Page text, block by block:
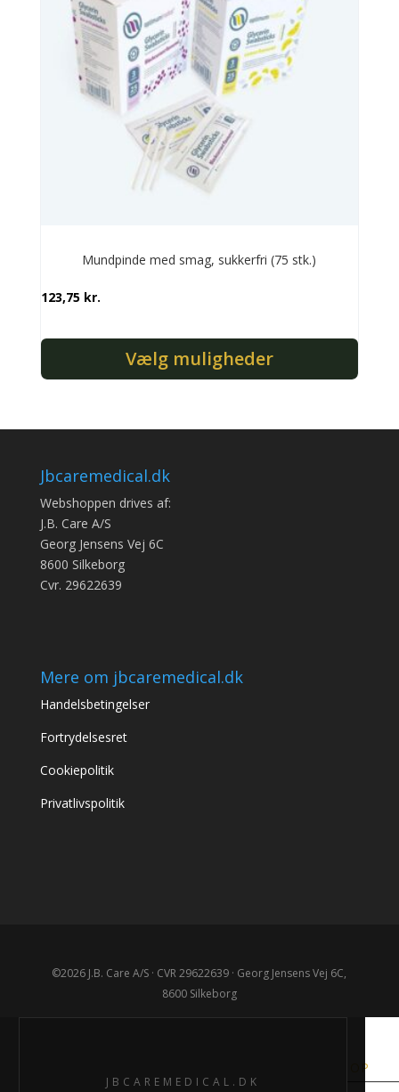
vælges
varesiden
Mundpinde med smag, sukkerfri (75 stk.)
123,75 kr.
Vælg muligheder
har
varianter.
Mulighederne
kan
vælges
på
varesiden
Jbcaremedical.dk
Webshoppen drives af:
J.B. Care A/S
Georg Jensens Vej 6C
8600 Silkeborg
Cvr. 29622639
Mere om jbcaremedical.dk
Handelsbetingelser
Fortrydelsesret
Cookiepolitik
Privatlivspolitik
JBCAREMEDICAL.DK
ÅBNINGSTIDER
WEBSHOP